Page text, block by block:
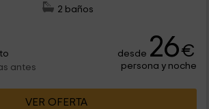
2 baños
antes
desde 26€
persona y noche
VER OFERTA